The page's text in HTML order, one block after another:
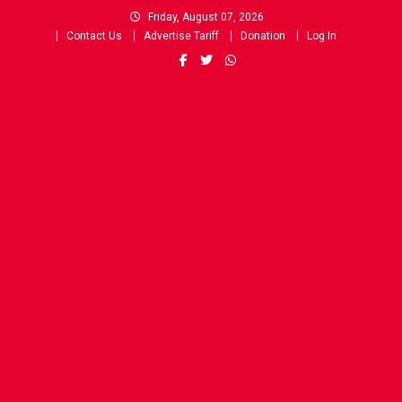
Friday, August 07, 2026
Contact Us
Advertise Tariff Donation Log In